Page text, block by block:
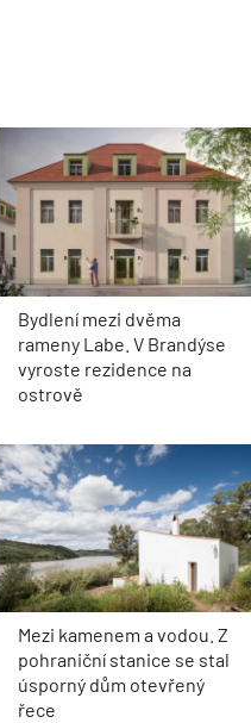
Bydlení mezi dvěma
rameny Labe. V Brandýse
vyroste rezidence na
ostrově
Mezi kamenem a vodou. Z
pohraniční stanice se stal
úsporný dům otevřený
řece